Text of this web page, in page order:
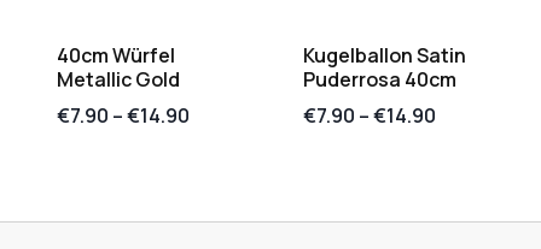
40cm Würfel
Metallic Gold
€7.90 –€14.90
Kugelballon Satin
Puderrosa 40cm
€7.90 –€14.90